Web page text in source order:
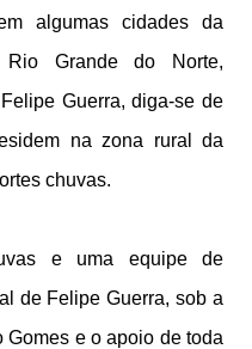
algumas cidades da
Grande do Norte,
Guerra, diga-se de
na zona rural da
chuvas.
e uma equipe de
de Felipe Guerra, sob a
Gomes e o apoio de toda